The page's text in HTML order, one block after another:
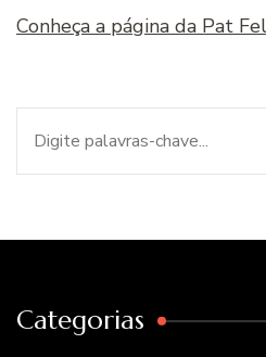
Conheça a página da Pat
Categorias